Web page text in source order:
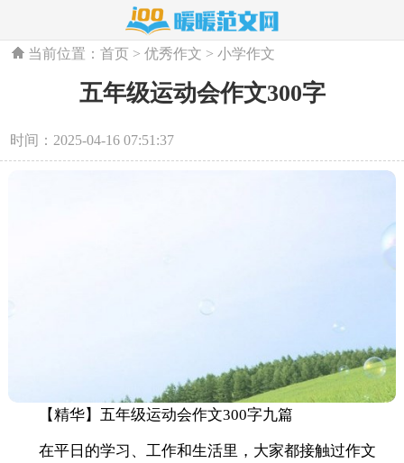
当前位置：首页 >优秀作文 >小学作文
五年级运动会作文300字
时间：2025-04-16 07:51:37
【精华】五年级运动会作文300字九篇
在平日的学习、工作和生活里，大家都接触过作文